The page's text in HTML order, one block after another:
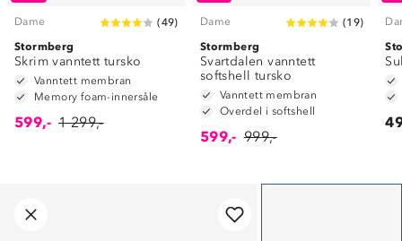
Dame (49)
Stormberg
Skrim vanntett tursko
Vanntett membran
Memory foam-innersåle
599,- 1 299,-
Dame (19)
Stormberg
Svartdalen vanntett
softshell tursko
Vanntett membran
Overdel i softshell
599,- 999,-